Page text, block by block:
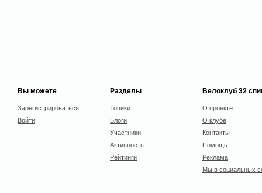
Вы можете
Зарегистрироваться
Войти
Разделы
Топики
Блоги
Участники
Активность
Рейтинги
Велоклуб 32
О проекте
О клубе
Контакты
Помощь
Реклама
Мы в социальных